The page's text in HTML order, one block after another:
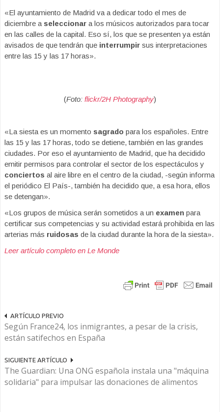
«El ayuntamiento de Madrid va a dedicar todo el mes de
diciembre a seleccionar a los músicos autorizados para tocar
en las calles de la capital. Eso sí, los que se presenten ya están
avisados de que tendrán que interrumpir sus interpretaciones
entre las 15 y las 17 horas».
(Foto: flickr/2H Photography)
«La siesta es un momento sagrado para los españoles. Entre
las 15 y las 17 horas, todo se detiene, también en las grandes
ciudades. Por eso el ayuntamiento de Madrid, que ha decidido
emitir permisos para controlar el sector de los espectáculos y
conciertos al aire libre en el centro de la ciudad, -según informa
el periódico El País-, también ha decidido que, a esa hora, ellos
se detengan».
«Los grupos de música serán sometidos a un examen para
certificar sus competencias y su actividad estará prohibida en las
arterias más ruidosas de la ciudad durante la hora de la siesta».
Leer artículo completo en Le Monde
ARTÍCULO PREVIO
Según France24, los inmigrantes, a pesar de la crisis,
están satifechos en España
SIGUIENTE ARTÍCULO
The Guardian: Una ONG española instala una "máquina
solidaria" para impulsar las donaciones de alimentos